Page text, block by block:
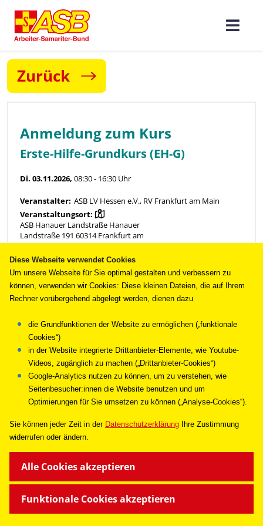
Zurück
Diese Webseite verwendet Cookies
Um unsere Webseite für Sie optimal gestalten und verbessern zu
können, verwenden wir Cookies: Diese kleinen Dateien, die auf Ihrem
Rechner vorübergehend abgelegt werden, dienen dazu
die Grundfunktionen der Website zu ermöglichen („funktionale
Cookies“)
in der Website integrierte Drittanbieter-Elemente, wie Youtube-
Videos, zugänglich zu machen („Drittanbieter-Cookies“)
Google-Analytics nutzen zu können, um zu verstehen, wie
Seitenbesucher:innen die Website benutzen und um
Optimierungen für Sie umsetzen zu können („Analyse-Cookies“).
Sie können jeder Zeit in der Datenschutzerklärung
Ihre Zustimmung
widerrufen oder ändern.
Funktionale Cookies akzeptieren
Alle Cookies akzeptieren